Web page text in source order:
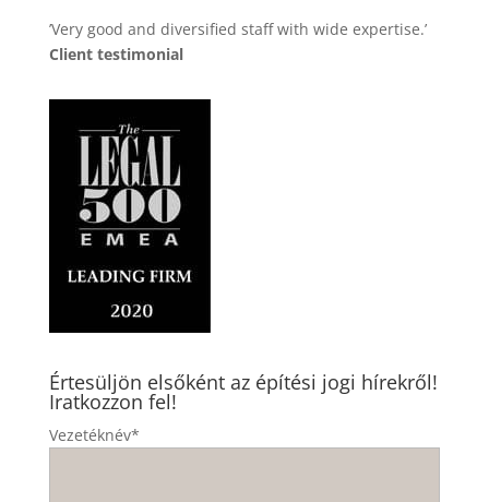
’Very good and diversified staff with wide expertise.’
Client testimonial
Értesüljön elsőként az építési jogi hírekről!
Iratkozzon fel!
Vezetéknév*